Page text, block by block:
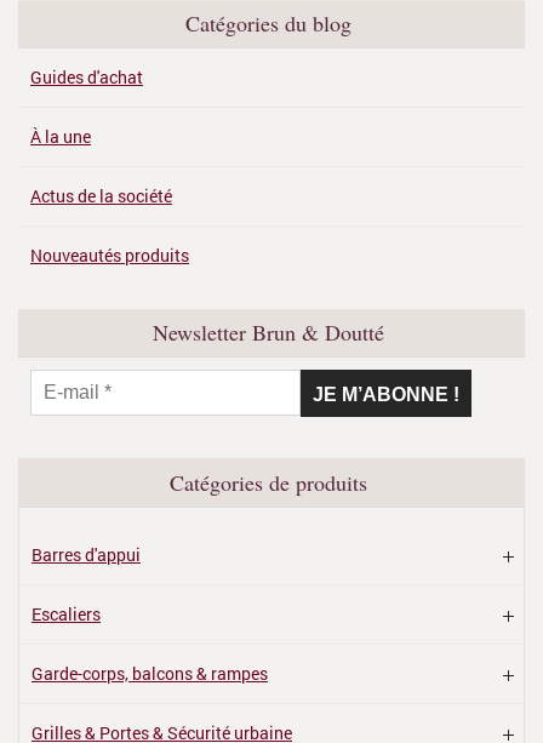
Catégories du blog
Guides d'achat
À la une
Actus de la société
Nouveautés produits
Newsletter Brun & Doutté
Catégories de produits
Barres d'appui
Escaliers
Garde-corps, balcons & rampes
Grilles & Portes & Sécurité urbaine